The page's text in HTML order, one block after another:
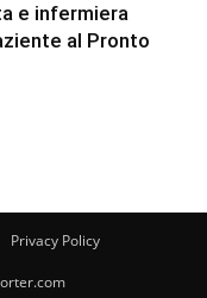
e infermiera
al Pronto
Privacy Policy